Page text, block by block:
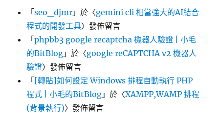
「seo_djmr 」於〈gemini cli 相當強大的AI結合
程式的開發工具〉發佈留言
「phpbb3 google recaptcha 機器人驗證 | 小毛
的BitBlog 」於〈google reCAPTCHA v2 機器人
驗證〉發佈留言
「[轉貼]如何設定 Windows 排程自動執行 PHP
程式 | 小毛的BitBlog 」於〈XAMPP,WAMP 排程
(背景執行)〉發佈留言